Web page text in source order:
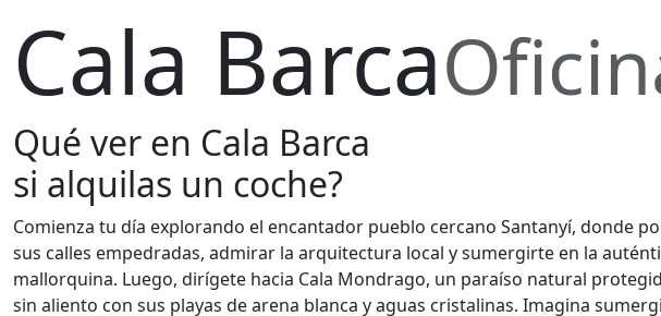
Cala Barca
Qué ver en Cala Barca
si alquilas un coche?
Comienza tu día explorando el encantador pueblo cercano Santanyí, donde
sus calles empedradas, admirar la arquitectura local y sumergirte en la
mallorquina. Luego, dirígete hacia Cala Mondrago, un paraíso natural
sin aliento con sus playas de arena blanca y aguas cristalinas. Imagina